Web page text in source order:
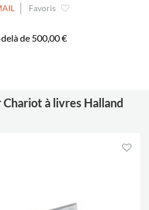
Favoris
de 500,00 €
à livres Halland